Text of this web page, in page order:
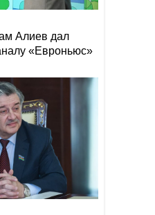
Алиев дал
«Евроньюс»